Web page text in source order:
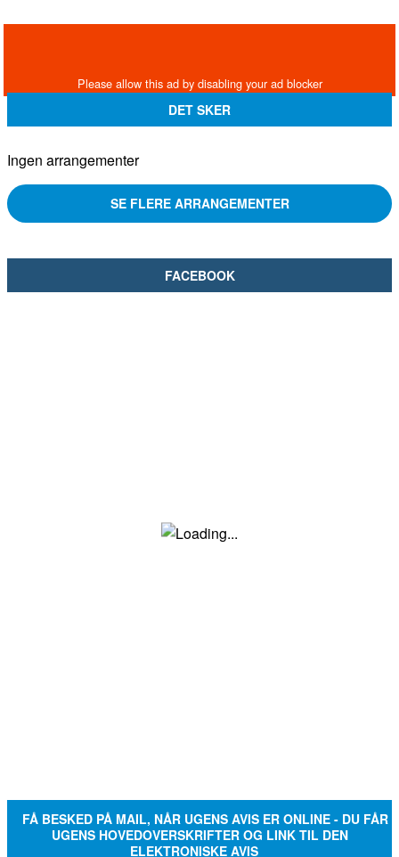
DET SKER
Ingen arrangementer
SE FLERE ARRANGEMENTER
FACEBOOK
FÅ BESKED PÅ MAIL, NÅR UGENS AVIS ER ONLINE - DU FÅR
UGENS HOVEDOVERSKRIFTER OG LINK TIL DEN
ELEKTRONISKE AVIS